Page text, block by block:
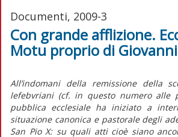
Documenti, 2009-3
Con grande afflizione.
Motu proprio di
All’indomani della remissione della
lefebvriani (cf. in questo numero alle
pubblica ecclesiale ha iniziato a
situazione canonica e pastorale degli
San Pio X: su quali atti cioè siano